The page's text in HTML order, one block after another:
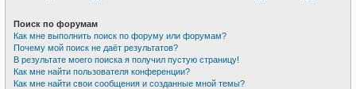
Поиск по форумам
Как мне выполнить поиск по форуму или форумам?
Почему мой поиск не даёт результатов?
В результате моего поиска я получил пустую страницу!
Как мне найти пользователя конференции?
Как мне найти свои сообщения и созданные мной темы?